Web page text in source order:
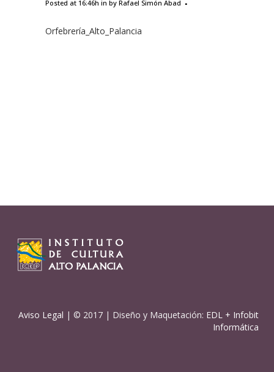
Posted at 16:46h in by Rafael Simón Abad
Orfebrería_Alto_Palancia
Aviso Legal | © 2017 | Diseño y Maquetación: EDL + Infobit
Informática